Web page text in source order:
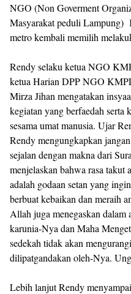
NGO (Non Goverment
Masyarakat peduli Lampung)
metro kembali memilih
Rendy selaku ketua NGO
ketua Harian DPP NGO
Mirza Jihan mengatakan
kegiatan yang berfaedah serta
sesama umat manusia. Ujar
Rendy mengungkapkan
sejalan dengan makna dari
menjelaskan bahwa rasa takut
adalah godaan setan yang
berbuat kebaikan dan meraih
Allah juga menegaskan
karunia-Nya dan Maha
sedekah tidak akan
dilipatgandakan oleh-Nya.
Lebih lanjut Rendy